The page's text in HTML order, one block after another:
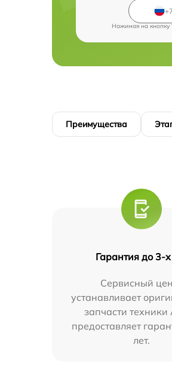
Нажимая на кнопку
Преимущества
Гарантия до 3-х
Сервисный
устанавливает
запчасти техники
предоставляет
лет.